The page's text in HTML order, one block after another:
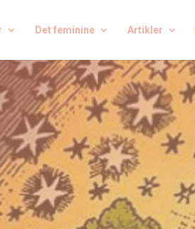
Det feminine Artikler